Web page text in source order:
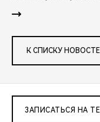
К СПИСКУ
ЗАПИСАТЬСЯ НА